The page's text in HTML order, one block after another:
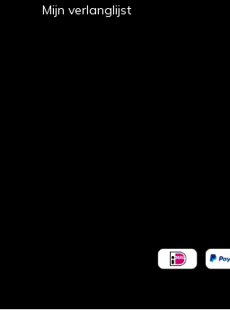
Mijn verlanglijst